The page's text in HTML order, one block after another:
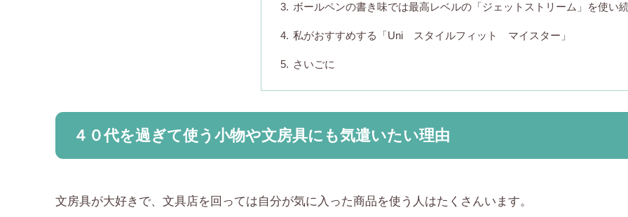
ボールペンの書き味では最高レベルの「ジェットストリーム」を使い
私がおすすめする「Uni スタイルフィット マイスター」
さいごに
４０代を過ぎて使う小物や文房具にも気遣いたい理由
文房具が大好きで、文具店を回っては自分が気に入った商品を使う人はたくさんいます。